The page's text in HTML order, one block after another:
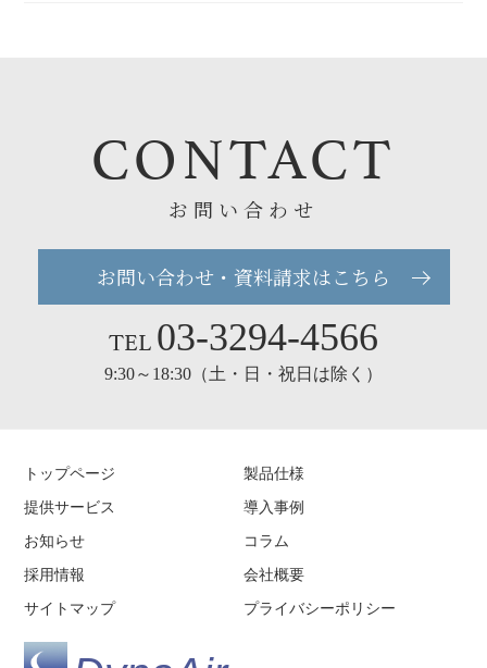
CONTACT
お問い合わせ
お問い合わせ・資料請求はこちら
TEL03-3294-4566
9:30～18:30（土・日・祝日は除く）
トップページ
製品仕様
提供サービス
導入事例
お知らせ
コラム
採用情報
会社概要
サイトマップ
プライバシーポリシー